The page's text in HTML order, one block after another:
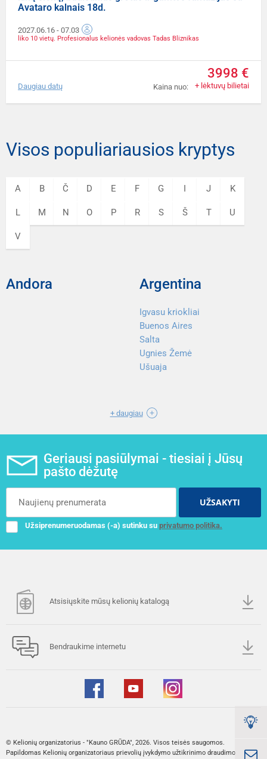
Avataro kalnais 18d.
2027.06.16 - 07.03
liko 10 vietų. Profesionalus kelionės vadovas Tadas Bliznikas
Kaina nuo:
3998 €
+ lėktuvų bilietai
Daugiau datų
Visos populiariausios kryptys
A B Č D E F G J K
L M N O P R S Š T U
V
Andora Argentina
Igvasu kriokliai
Buenos Aires
Salta
Ugnies Žemė
Ušuaja
+ daugiau
Geriausi pasiūlymai - tiesiai į Jūsų
pašto dėžutę
UŽSAKYTI
Užsiprenumeruodamas (-a) sutinku su privatumo politika.
Atsisiųskite mūsų kelionių katalogą
Bendraukime internetu
© Kelionių organizatorius - "Kauno GRŪDA", 2026. Visos teisės saugomos.
Papildomas Kelionių organizatoriaus prievolių įvykdymo užtikrinimo draudimo